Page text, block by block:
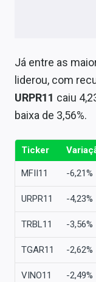
Já entre as
liderou, com
URPR11 caiu
baixa de 3,56%.
Ticker
MFII11 -6,21%
URPR11 -4,23%
TRBL11 -3,56%
TGAR11 -2,62%
VINO11 -2,49%